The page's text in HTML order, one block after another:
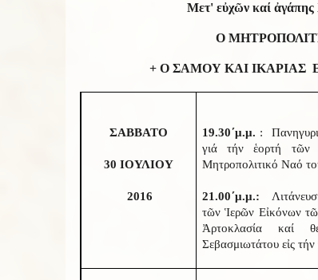
Μετ' εὐχῶν καί ἀγάπης
Ο
+ Ο ΣΑΜΟΥ ΚΑΙ ΙΚΑΡΙΑΣ
ΣΑΒΒΑΤΟ
30 ΙΟΥΛΙΟΥ
2016
19.30΄μ.μ. :
γιά τήν ἑορτή τῶν
Μητροπολιτικό Ναό
21.00΄μ.μ.:
τῶν Ἱερῶν Εἰκόνων
Ἀρτοκλασία καί
Σεβασμιωτάτου εἰς